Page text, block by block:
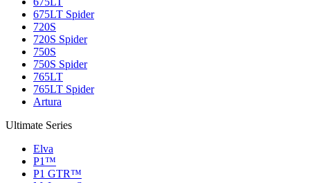
675LT Spider
720S
720S Spider
750S
750S Spider
765LT
765LT Spider
Artura
Ultimate Series
Elva
P1™
P1 GTR™